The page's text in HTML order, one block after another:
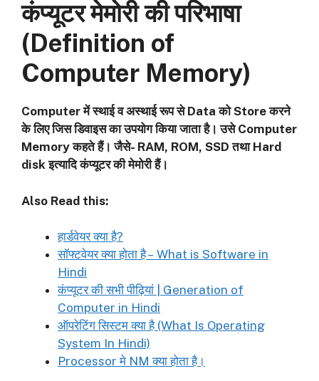
कंप्यूटर मेमोरी की परिभाषा
(Definition of
Computer Memory)
Computer में स्थाई व अस्थाई रूप से Data को Store करने
के लिए जिस डिवाइस का उपयोग किया जाता है। उसे Computer
Memory कहते हैं। जैसे- RAM, ROM, SSD तथा Hard
disk इत्यादि कंप्यूटर की मेमोरी हैं।
Also Read this:
हार्डवेयर क्या है?
सॉफ्टवेयर क्या होता है – What is Software in
Hindi
कंप्यूटर की सभी पीढ़ियां | Generation of
Computer in Hindi
ऑपरेटिंग सिस्टम क्या है (What Is Operating
System In Hindi)
Processor मे NM क्या होता है।